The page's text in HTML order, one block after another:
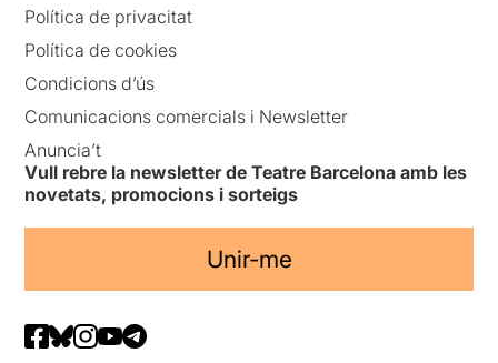
Política de privacitat
Política de cookies
Condicions d’ús
Comunicacions comercials i Newsletter
Anuncia’t
Vull rebre la newsletter de Teatre Barcelona amb les
novetats, promocions i sorteigs
Unir-me